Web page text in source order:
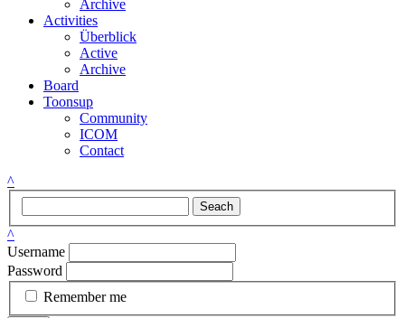
Archive
Activities
Überblick
Active
Archive
Board
Toonsup
Community
ICOM
Contact
^
Seach
^
Username
Password
Remember me